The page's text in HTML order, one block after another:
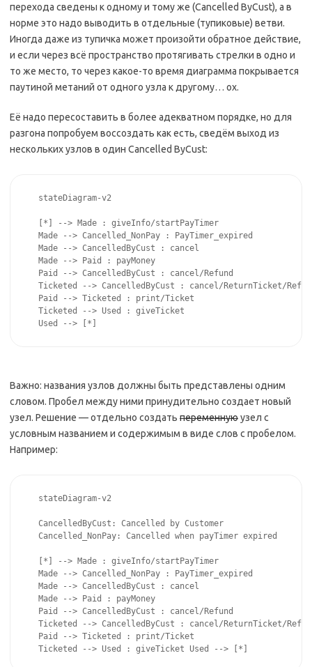
перехода сведены к одному и тому же (Cancelled ByCust), а в
норме это надо выводить в отдельные (тупиковые) ветви.
Иногда даже из тупичка может произойти обратное действие,
и если через всё пространство протягивать стрелки в одно и
то же место, то через какое-то время диаграмма покрывается
паутиной метаний от одного узла к другому… ох.
Её надо пересоставить в более адекватном порядке, но для
разгона попробуем воссоздать как есть, сведём выход из
нескольких узлов в один Cancelled ByCust:
stateDiagram-v2
[*] --> Made : giveInfo/startPayTimer
Made --> Cancelled_NonPay : PayTimer_expired
Made --> CancelledByCust : cancel
Made --> Paid : payMoney
Paid --> CancelledByCust : cancel/Refund
Ticketed --> CancelledByCust : cancel/ReturnTicket/
Paid --> Ticketed : print/Ticket
Ticketed --> Used : giveTicket
Used --> [*]
Важно: названия узлов должны быть представлены одним
словом. Пробел между ними принудительно создает новый
узел. Решение — отдельно создать переменнуюузел с
условным названием и содержимым в виде слов с пробелом.
Например:
stateDiagram-v2
CancelledByCust: Cancelled by Customer
Cancelled_NonPay: Cancelled when payTimer expired
[*] --> Made : giveInfo/startPayTimer
Made --> Cancelled_NonPay : PayTimer_expired
Made --> CancelledByCust : cancel
Made --> Paid : payMoney
Paid --> CancelledByCust : cancel/Refund
Ticketed --> CancelledByCust : cancel/ReturnTicket/
Paid --> Ticketed : print/Ticket
Ticketed --> Used : giveTicket Used --> [*]